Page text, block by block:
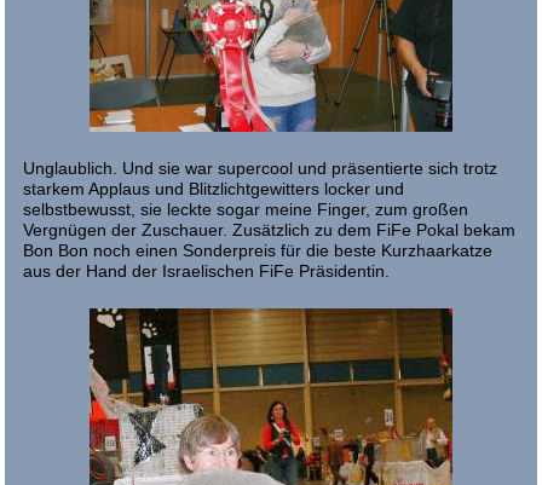
Unglaublich. Und sie war supercool und präsentierte sich trotz
starkem Applaus und Blitzlichtgewitters locker und
selbstbewusst, sie leckte sogar meine Finger, zum großen
Vergnügen der Zuschauer. Zusätzlich zu dem FiFe Pokal bekam
Bon Bon noch einen Sonderpreis für die beste Kurzhaarkatze
aus der Hand der Israelischen FiFe Präsidentin.